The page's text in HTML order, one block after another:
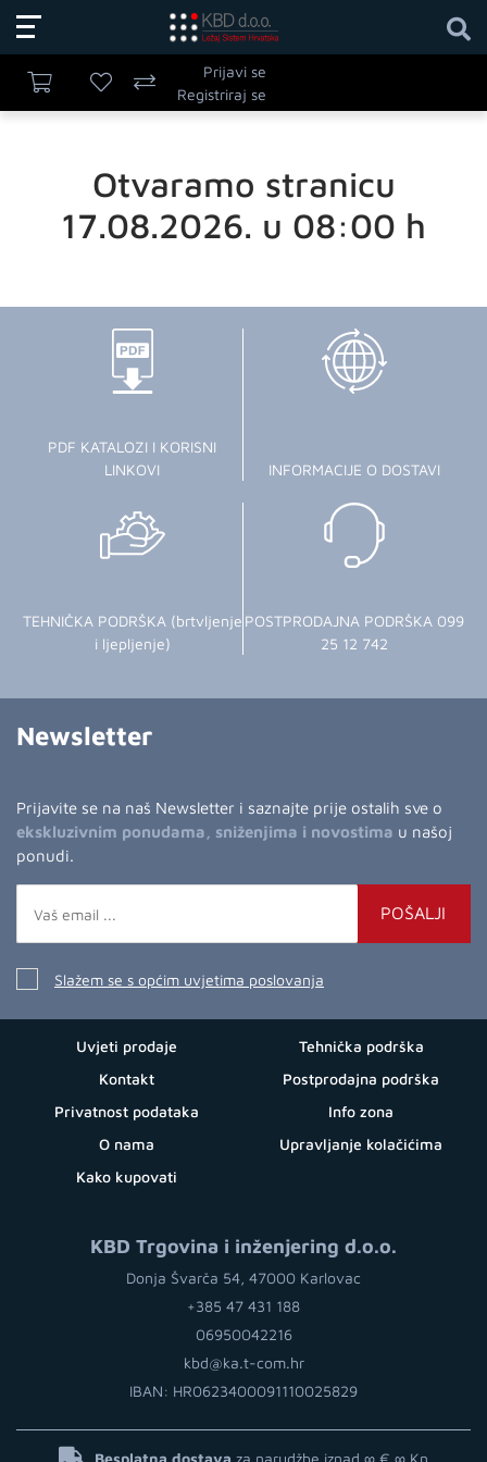
Prijavi se
Registriraj se
Otvaramo stranicu
17.08.2026. u 08:00 h
PDF KATALOZI I KORISNI
LINKOVI
INFORMACIJE O DOSTAVI
TEHNIČKA PODRŠKA (brtvljenje
i ljepljenje)
POSTPRODAJNA PODRŠKA 099
25 12 742
Newsletter
Prijavite se na naš Newsletter i saznajte prije ostalih sve o
ekskluzivnim ponudama, sniženjima i novostima u našoj
ponudi.
POŠALJI
Slažem se s općim uvjetima poslovanja
Uvjeti prodaje
Kontakt
Privatnost podataka
O nama
Kako kupovati
Tehnička podrška
Postprodajna podrška
Info zona
Upravljanje kolačićima
KBD Trgovina i inženjering d.o.o.
Donja Švarča 54, 47000 Karlovac
+385 47 431 188
06950042216
kbd@ka.t-com.hr
IBAN: HR0623400091110025829
Besplatna dostava za narudžbe iznad ∞ € ∞ Kn